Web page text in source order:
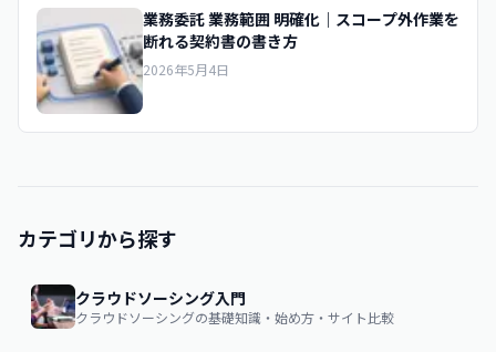
業務委託 業務範囲 明確化｜スコープ外作業を
断れる契約書の書き方
2026年5月4日
カテゴリから探す
クラウドソーシング入門
クラウドソーシングの基礎知識・始め方・サイト比較